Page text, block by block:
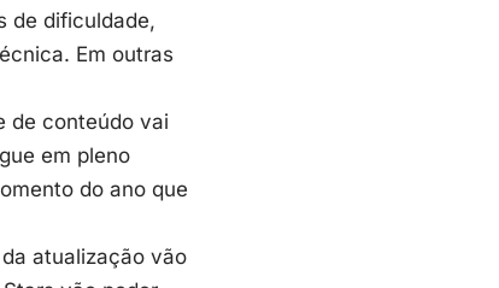
de dificuldade,
Em outras
de conteúdo vai
em pleno
do ano que
atualização vão